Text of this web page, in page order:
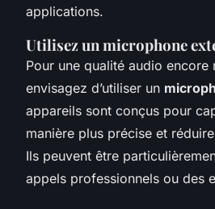
applications.
Utilisez un microphone
Pour une qualité audio encore
envisagez d’utiliser un
appareils sont conçus pour
manière plus précise et
Ils peuvent être
appels professionnels ou des